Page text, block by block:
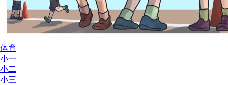
体育
小一
小二
小三